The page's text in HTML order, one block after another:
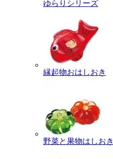
ゆらりシリーズ
縁起物おはしおき
野菜と果物はしおき